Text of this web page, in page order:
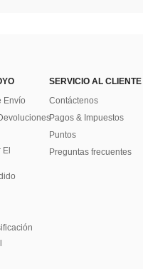
Envío
SERVICIO AL CLIENTE
Contáctenos
Pagos & Impuestos
Puntos
Preguntas frecuentes